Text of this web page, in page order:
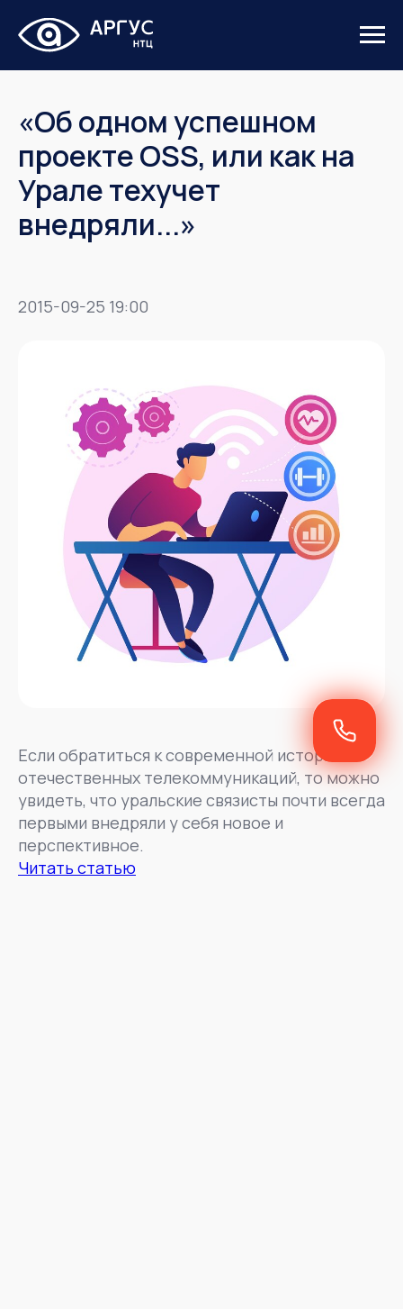
«Об одном успешном
проекте OSS, или как на
Урале техучет
внедряли...»
2015-09-25 19:00
Если обратиться к современной истории
отечественных телекоммуникаций, то можно
увидеть, что уральские связисты почти всегда
первыми внедряли у себя новое и
перспективное.
Читать статью